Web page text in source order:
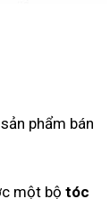
phẩm bán
một bộ tóc